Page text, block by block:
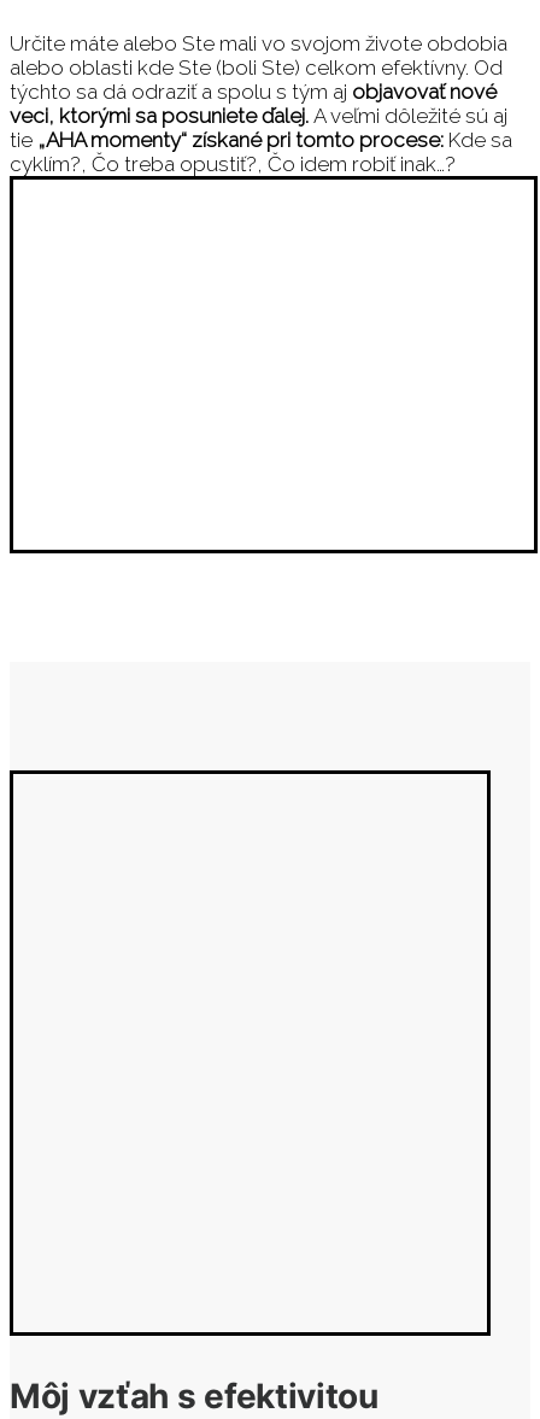
Určite máte alebo Ste mali vo svojom živote obdobia
alebo oblasti kde Ste (boli Ste) celkom efektívny. Od
týchto sa dá odraziť a spolu s tým aj objavovať nové
veci, ktorými sa posuniete ďalej. A veľmi dôležité sú aj
tie „AHA momenty“ získané pri tomto procese: Kde sa
cyklím?, Čo treba opustiť?, Čo idem robiť inak…?
Môj vzťah s efektivitou